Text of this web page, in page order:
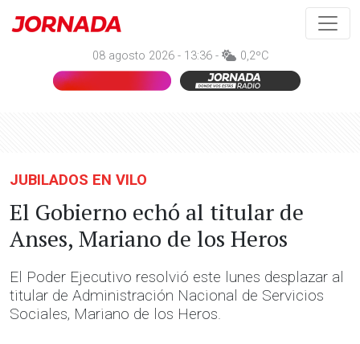
08 agosto 2026 - 13:36 - 0,2ºC
JUBILADOS EN VILO
El Gobierno echó al titular de
Anses, Mariano de los Heros
El Poder Ejecutivo resolvió este lunes desplazar al
titular de Administración Nacional de Servicios
Sociales, Mariano de los Heros.